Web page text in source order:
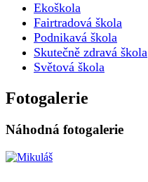
Ekoškola
Fairtradová škola
Podnikavá škola
Skutečně zdravá škola
Světová škola
Fotogalerie
Náhodná fotogalerie